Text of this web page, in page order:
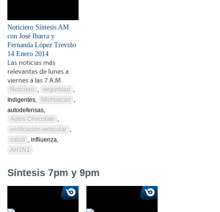
Noticiero Síntesis AM
con José Ibarra y
Fernanda López Treviño
14 Enero 2014
Las noticias más
relevantes de lunes a
viernes a las 7 A.M.
Noticiero , seguridad
,
Indigentes,
Michoacán ,
autodefensas,
Autos Chocolate ,
verificación vehicular ,
salud
, infliuenza,
AH1N1
Síntesis 7pm y 9pm